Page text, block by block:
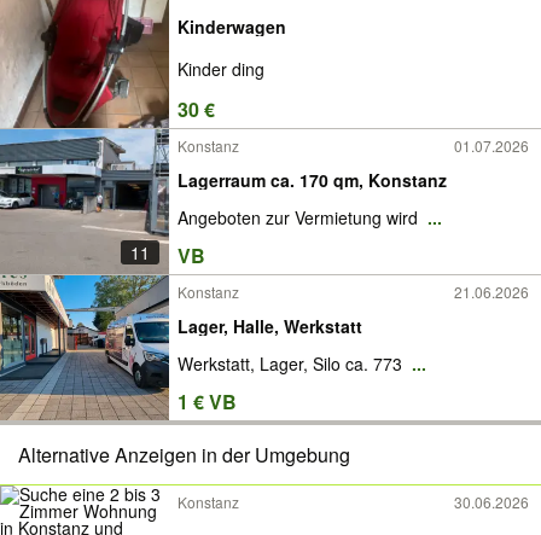
Kinderwagen
Kinder ding
30 €
11
Konstanz 01.07.2026
Lagerraum ca. 170 qm, Konstanz
Angeboten zur Vermietung wird ...
VB
Konstanz 21.06.2026
Lager, Halle, Werkstatt
Werkstatt, Lager, Silo ca. 773 ...
1 € VB
Alternative Anzeigen in der Umgebung
Konstanz 30.06.2026